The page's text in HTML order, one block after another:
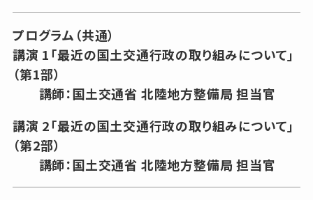
プログラム（共通）
講演 1「最近の国土交通行政の取り組みについて」
（第1部）
講師：国土交通省 北陸地方整備局 担当官
講演 2「最近の国土交通行政の取り組みについて」
（第2部）
講師：国土交通省 北陸地方整備局 担当官